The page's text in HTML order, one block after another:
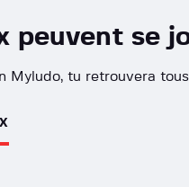
peuvent se
Myludo, tu retrouvera